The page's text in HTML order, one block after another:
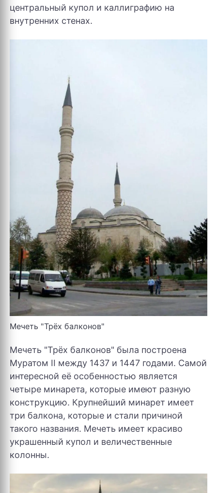
центральный купол и каллиграфию на
внутренних стенах.
Мечеть "Трёх балконов"
Мечеть "Трёх балконов" была построена
Муратом II между 1437 и 1447 годами. Самой
интересной её особенностью является
четыре минарета, которые имеют разную
конструкцию. Крупнейший минарет имеет
три балкона, которые и стали причиной
такого названия. Мечеть имеет красиво
украшенный купол и величественные
колонны.